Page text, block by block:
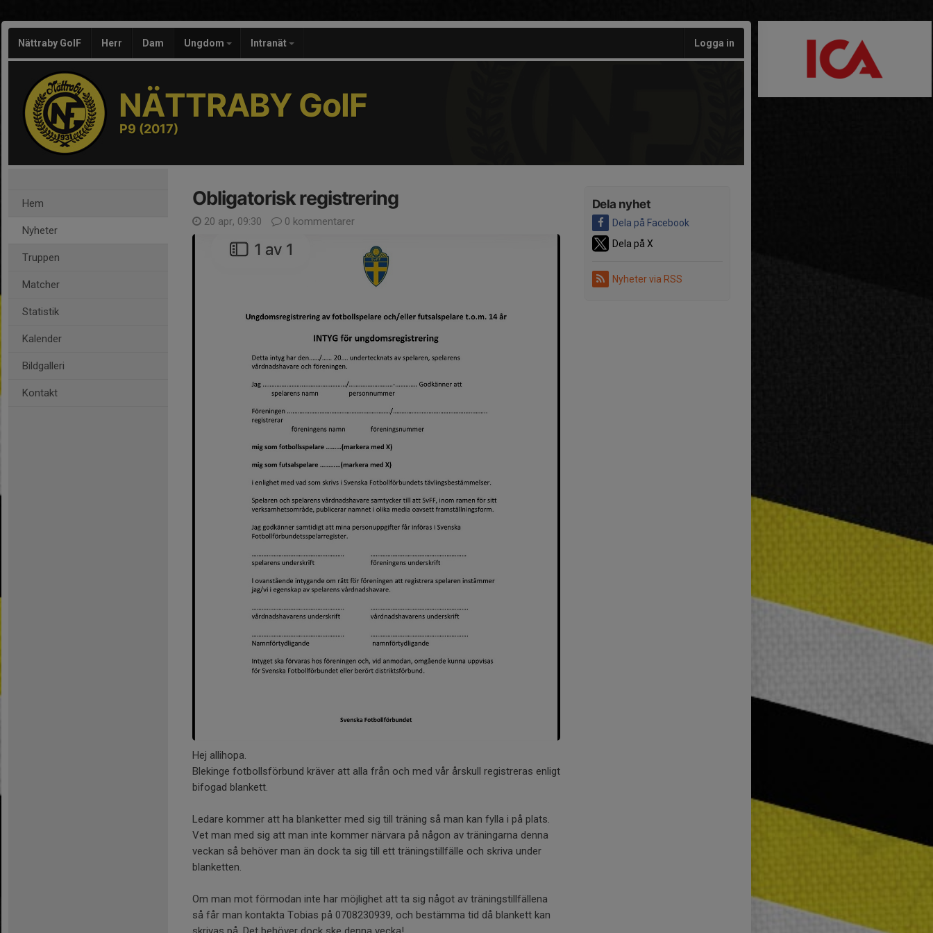
Nättraby GoIF Herr Dam Ungdom Intranät Logga in
NÄTTRABY GoIF
P9 (2017)
Hem
Nyheter
Truppen
Matcher
Statistik
Kalender
Bildgalleri
Kontakt
Dela nyhet
Dela på Facebook
Dela på X
Nyheter via RSS
Obligatorisk registrering
20 apr, 09:30 0 kommentarer
Hej allihopa.
Blekinge fotbollsförbund kräver att alla från och med vår årskull registreras enligt
bifogad blankett.
Ledare kommer att ha blanketter med sig till träning så man kan fylla i på plats.
Vet man med sig att man inte kommer närvara på någon av träningarna denna
veckan så behöver man än dock ta sig till ett träningstillfälle och skriva under
blanketten.
Om man mot förmodan inte har möjlighet att ta sig något av träningstillfällena
så får man kontakta Tobias på 0708230939, och bestämma tid då blankett kan